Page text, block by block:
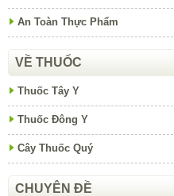
An Toàn Thực Phẩm
VỀ THUỐC
Thuốc Tây Y
Thuốc Đông Y
Cây Thuốc Quý
CHUYÊN ĐỀ